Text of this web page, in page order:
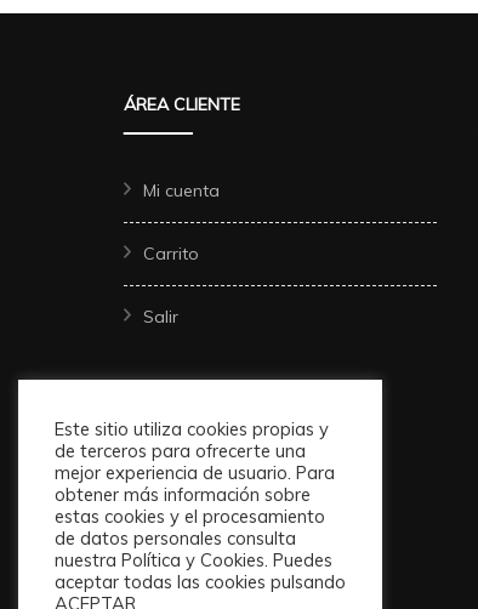
ÁREA CLIENTE
Mi cuenta
Carrito
Salir
Este sitio utiliza cookies propias y
de terceros para ofrecerte una
mejor experiencia de usuario. Para
obtener más información sobre
estas cookies y el procesamiento
de datos personales consulta
nuestra Política y Cookies. Puedes
aceptar todas las cookies pulsando
ACEPTAR.